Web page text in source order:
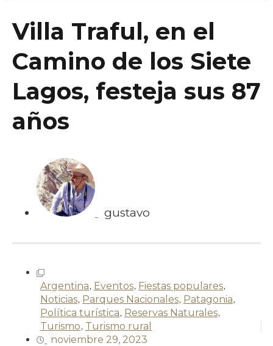
Villa Traful, en el
Camino de los Siete
Lagos, festeja sus 87
años
gustavo
Argentina, Eventos, Fiestas populares,
Noticias, Parques Nacionales, Patagonia,
Política turística, Reservas Naturales,
Turismo, Turismo rural
noviembre 29, 2023